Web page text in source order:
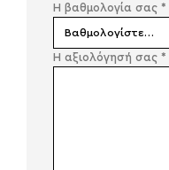
Η βαθμολογία σας *
Η αξιολόγησή σας *